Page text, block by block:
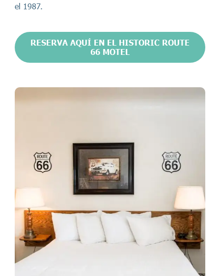
el 1987.
RESERVA AQUÍ EN EL HISTORIC ROUTE
66 MOTEL